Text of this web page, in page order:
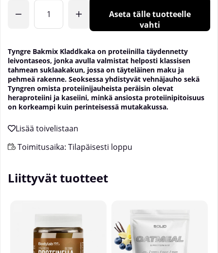
Aseta tälle tuotteelle
vahti
Tyngre Bakmix Kladdkaka on proteiinilla täydennetty
leivontaseos, jonka avulla valmistat helposti klassisen
tahmean suklaakakun, jossa on täyteläinen maku ja
pehmeä rakenne. Seoksessa yhdistyvät vehnäjauho sekä
Tyngren omista proteiinijauheista peräisin olevat
heraproteiini ja kaseiini, minkä ansiosta proteiinipitoisuus
on korkeampi kuin perinteisessä mutakakussa.
Toimitusaika: Tilapäisesti loppu
Liittyvät tuotteet